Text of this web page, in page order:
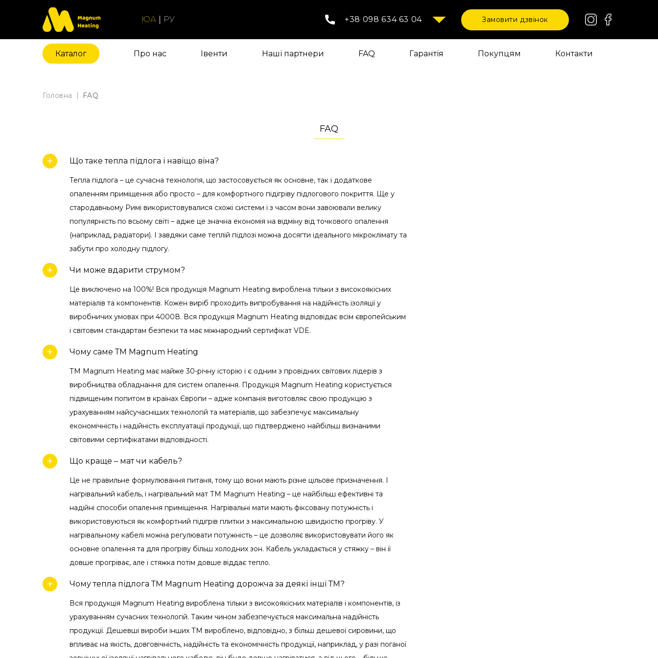
ЮА РУ +38 098 634 63 04 Замовити дзвінок
Каталог Про нас Iвенти Наші партнери FAQ Гарантія Покупцям Контакти
Головна FAQ
FAQ
Що таке тепла підлога і навіщо віна?
Тепла підлога – це сучасна технологія, що застосовується як основне, так і додаткове
опаленням приміщення або просто – для комфортного підігріву підлогового покриття. Ще у
стародавньому Римі використовувалися схожі системи і з часом вони завоювали велику
популярність по всьому світі – адже це значна економія на відміну від точкового опалення
(наприклад, радіатори). І завдяки саме теплій підлозі можна досягти ідеального мікроклімату та
забути про холодну підлогу.
Чи може вдарити струмом?
Це виключено на 100%! Вся продукція Magnum Heating вироблена тільки з високоякісних
матеріалів та компонентів. Кожен виріб проходить випробування на надійність ізоляції у
виробничих умовах при 4000В. Вся продукція Magnum Heating відповідає всім європейським
і світовим стандартам безпеки та має міжнародний сертифікат VDE.
Чому саме ТМ Magnum Heating
ТМ Magnum Heating має майже 30-річну історію і є одним з провідних світових лідерів з
виробництва обладнання для систем опалення. Продукція Magnum Heating користується
підвищеним попитом в країнах Європи – адже компанія виготовляє свою продукцію з
урахуванням найсучасніших технологій та матеріалів, що забезпечує максимальну
економічність і надійність експлуатації продукції, що підтверджено найбільш визнаними
світовими сертифікатами відповідності.
Що краще – мат чи кабель?
Це не правильне формулювання питаня, тому що вони мають різне цільове призначення. І
нагрівальний кабель, і нагрівальний мат ТМ Magnum Heating – це найбільш ефективні та
надійні способи опалення приміщення. Нагрівальні мати мають фіксовану потужність і
використовуються як комфортний підігрів плитки з максимальною швидкістю прогріву. У
нагрівальному кабелі можна регулювати потужність – це дозволяє використовувати його як
основне опалення та для прогріву більш холодних зон. Кабель укладається у стяжку – він її
довше прогріває, але і стяжка потім довше віддає тепло.
Чому тепла підлога ТМ Magnum Heating дорожча за деякі інші ТМ?
Вся продукція Magnum Heating вироблена тільки з високоякісних матеріалів і компонентів, із
урахуванням сучасних технологій. Таким чином забезпечується максимальна надійність
продукції. Дешевші вироби інших ТМ вироблено, відповідно, з більш дешевої сировини, що
впливає на якість, довговічність, надійність та економічність продукції, наприклад, у разі поганої